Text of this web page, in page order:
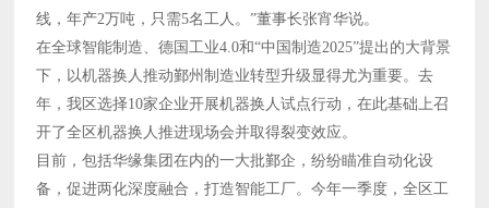
线，年产2万吨，只需5名工人。”董事长张宵华说。
在全球智能制造、德国工业4.0和“中国制造2025”提出的大背景
下，以机器换人推动鄞州制造业转型升级显得尤为重要。去
年，我区选择10家企业开展机器换人试点行动，在此基础上召
开了全区机器换人推进现场会并取得裂变效应。
目前，包括华缘集团在内的一大批鄞企，纷纷瞄准自动化设
备，促进两化深度融合，打造智能工厂。今年一季度，全区工